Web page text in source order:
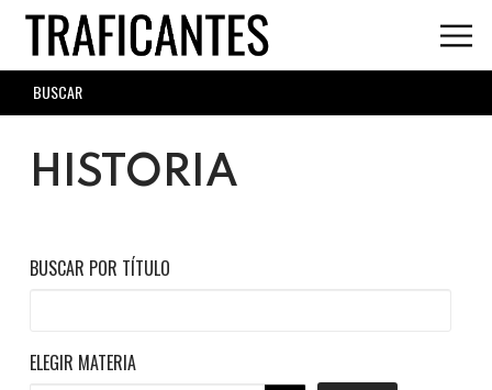
Skip
main
content
SEARCH
FORM
HISTORIA
BUSCAR POR TÍTULO
ELEGIR MATERIA